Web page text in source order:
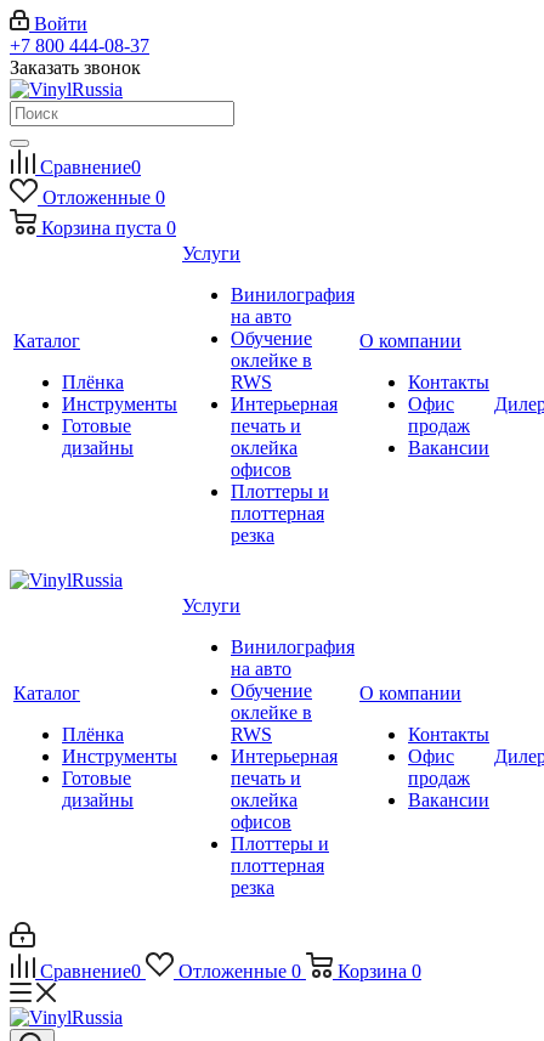
Войти
+7 800 444-08-37
Заказать звонок
Сравнение0
Отложенные 0
Корзина пуста 0
Каталог
Плёнка
Инструменты
Готовые
дизайны
Услуги
Винилография
на авто
Обучение
оклейке в
RWS
Интерьерная
печать и
оклейка
офисов
Плоттеры и
плоттерная
резка
О компании
Контакты
Офис
продаж
Вакансии
Каталог
Плёнка
Инструменты
Готовые
дизайны
Услуги
Винилография
на авто
Обучение
оклейке в
RWS
Интерьерная
печать и
оклейка
офисов
Плоттеры и
плоттерная
резка
О компании
Контакты
Офис
продаж
Вакансии
Сравнение0 Отложенные 0 Корзина 0